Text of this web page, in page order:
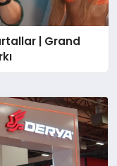
| Grand